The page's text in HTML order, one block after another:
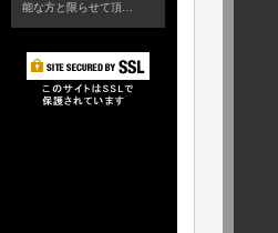
能な方と限らせて頂…